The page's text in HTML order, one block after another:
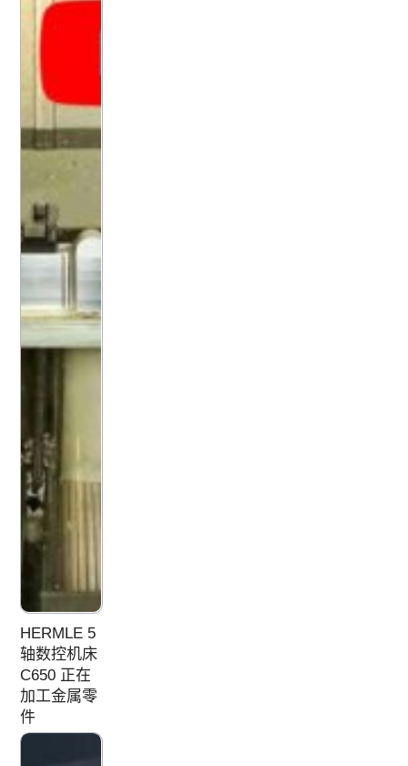
HERMLE 5
轴数控机床
C650 正在
加工金属零
件